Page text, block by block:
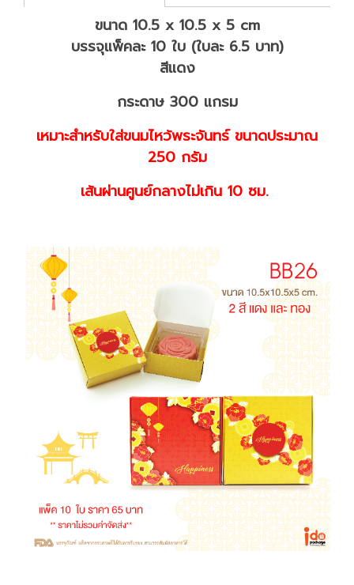
ขนาด 10.5 x 10.5 x 5 cm
บรรจุแพ็คละ 10 ใบ (ใบละ 6.5 บาท)
สีแดง
กระดาษ 300 แกรม
เหมาะสำหรับใส่ขนมไหว้พระจันทร์ ขนาดประมาณ
250 กรัม
เส้นผ่านศูนย์กลางไม่เกิน 10 ซม.